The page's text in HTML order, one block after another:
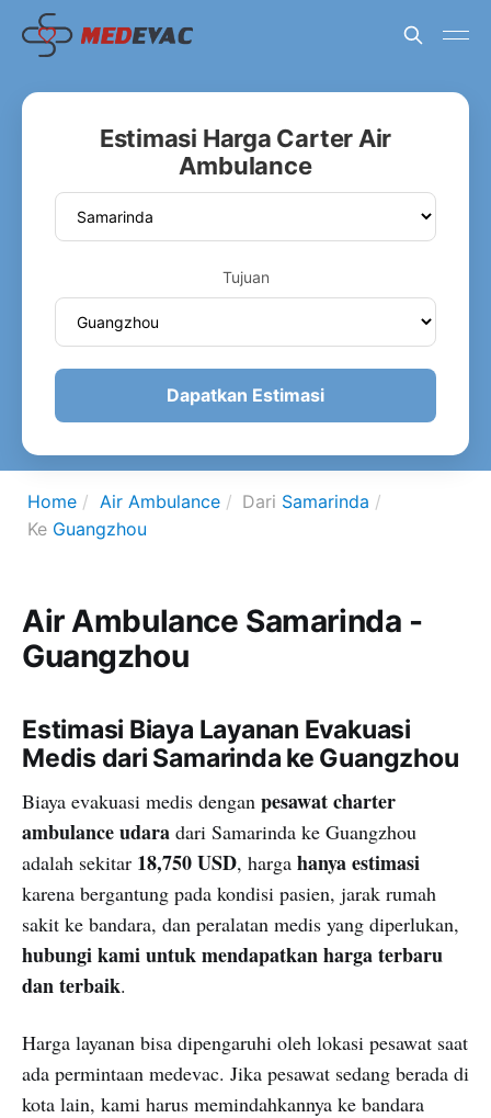
Estimasi Harga Carter Air
Ambulance
Tujuan
Dapatkan Estimasi
Home Air Ambulance Dari Samarinda
Ke Guangzhou
Air Ambulance Samarinda -
Guangzhou
Estimasi Biaya Layanan Evakuasi
Medis dari Samarinda ke Guangzhou
Biaya evakuasi medis dengan pesawat charter
ambulance udara dari Samarinda ke Guangzhou
adalah sekitar 18,750 USD, harga hanya estimasi
karena bergantung pada kondisi pasien, jarak rumah
sakit ke bandara, dan peralatan medis yang diperlukan,
hubungi kami untuk mendapatkan harga terbaru
dan terbaik.
Harga layanan bisa dipengaruhi oleh lokasi pesawat saat
ada permintaan medevac. Jika pesawat sedang berada di
kota lain, kami harus memindahkannya ke bandara